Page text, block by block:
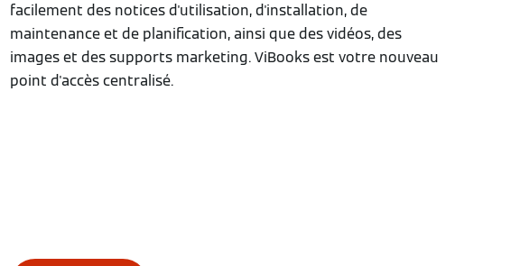
facilement des notices d'utilisation, d'installation, de
maintenance et de planification, ainsi que des vidéos, des
images et des supports marketing. ViBooks est votre nouveau
point d'accès centralisé.